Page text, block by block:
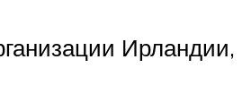
Ирландии,